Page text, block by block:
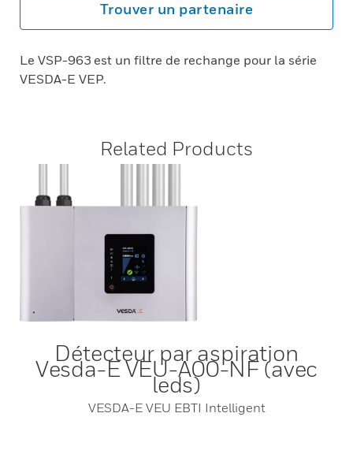
Trouver un partenaire
Le VSP-963 est un filtre de rechange pour la série
VESDA-E VEP.
Related Products
Détecteur par aspiration
Vesda-E VEU-A00-NF (avec
leds)
VESDA-E VEU EBTI Intelligent